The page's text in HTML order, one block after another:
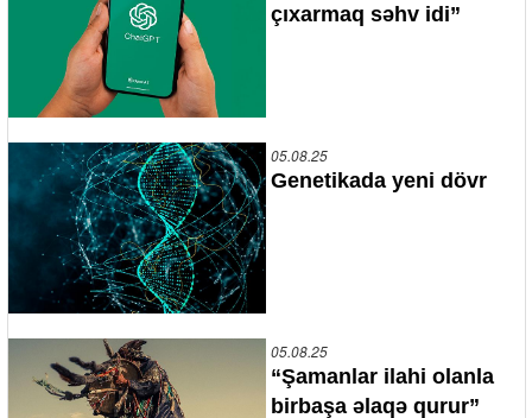
çıxarmaq səhv idi”
05.08.25
Genetikada yeni dövr
05.08.25
“Şamanlar ilahi olanla
birbaşa əlaqə qurur”